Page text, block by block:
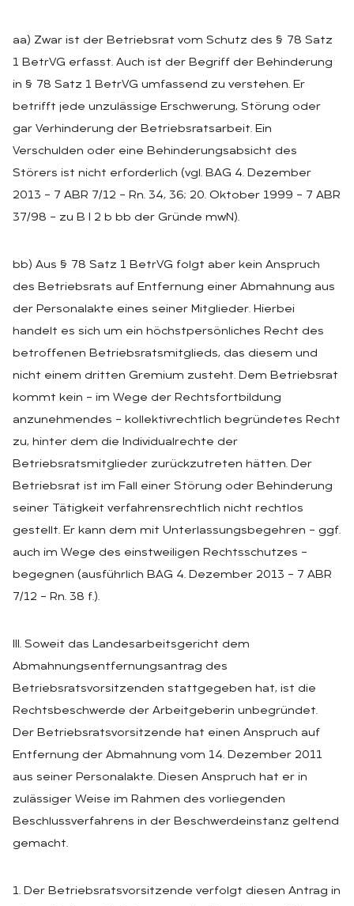
aa) Zwar ist der Betriebsrat vom Schutz des § 78 Satz
1 BetrVG erfasst. Auch ist der Begriff der Behinderung
in § 78 Satz 1 BetrVG umfassend zu verstehen. Er
betrifft jede unzulässige Erschwerung, Störung oder
gar Verhinderung der Betriebsratsarbeit. Ein
Verschulden oder eine Behinderungsabsicht des
Störers ist nicht erforderlich (vgl. BAG 4. Dezember
2013 – 7 ABR 7/12 – Rn. 34, 36; 20. Oktober 1999 – 7 ABR
37/98 – zu B I 2 b bb der Gründe mwN).
bb) Aus § 78 Satz 1 BetrVG folgt aber kein Anspruch
des Betriebsrats auf Entfernung einer Abmahnung aus
der Personalakte eines seiner Mitglieder. Hierbei
handelt es sich um ein höchstpersönliches Recht des
betroffenen Betriebsratsmitglieds, das diesem und
nicht einem dritten Gremium zusteht. Dem Betriebsrat
kommt kein – im Wege der Rechtsfortbildung
anzunehmendes – kollektivrechtlich begründetes Recht
zu, hinter dem die Individualrechte der
Betriebsratsmitglieder zurückzutreten hätten. Der
Betriebsrat ist im Fall einer Störung oder Behinderung
seiner Tätigkeit verfahrensrechtlich nicht rechtlos
gestellt. Er kann dem mit Unterlassungsbegehren – ggf.
auch im Wege des einstweiligen Rechtsschutzes –
begegnen (ausführlich BAG 4. Dezember 2013 – 7 ABR
7/12 – Rn. 38 f.).
III. Soweit das Landesarbeitsgericht dem
Abmahnungsentfernungsantrag des
Betriebsratsvorsitzenden stattgegeben hat, ist die
Rechtsbeschwerde der Arbeitgeberin unbegründet.
Der Betriebsratsvorsitzende hat einen Anspruch auf
Entfernung der Abmahnung vom 14. Dezember 2011
aus seiner Personalakte. Diesen Anspruch hat er in
zulässiger Weise im Rahmen des vorliegenden
Beschlussverfahrens in der Beschwerdeinstanz geltend
gemacht.
1. Der Betriebsratsvorsitzende verfolgt diesen Antrag in